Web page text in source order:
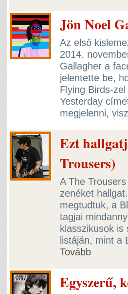
Jön Noel
Az első
2014.
Gallagher a
jelentette be,
Flying Birds-
Yesterday
megjelenni,
Ezt
Trousers)
A The
zenéket
megtudtuk, a
tagjai
klasszikusok is
listáján, mint a
Tovább
Egyszerű,